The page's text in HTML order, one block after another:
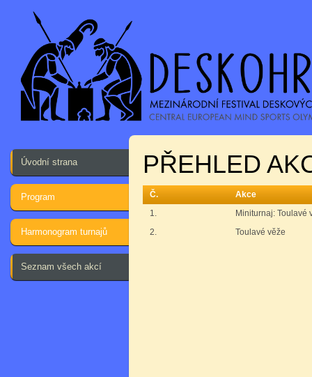
Úvodní strana
Program
Harmonogram turnajů
Seznam všech akcí
PŘEHLED
Č.
Akce
1.
Miniturnaj: Toulavé
2.
Toulavé věže